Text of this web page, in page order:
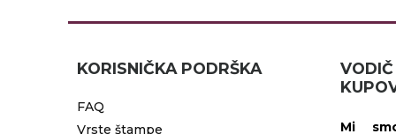
KORISNIČKA PODRŠKA
FAQ
Vrste štampe
Mi